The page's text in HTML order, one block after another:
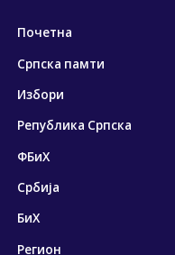
Почетна
Српска памти
Избори
Република Српска
ФБиХ
Србија
БиХ
Регион